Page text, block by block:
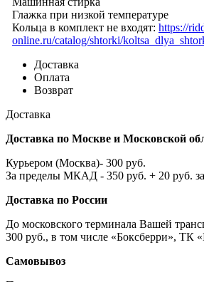
Глажка при низкой температуре
Кольца в комплект не входят: https://
online.ru/catalog/shtorki/
Доставка
Оплата
Возврат
Доставка
Доставка по Москве и Московской
Курьером (Москва)- 300 руб.
За пределы МКАД - 350 руб. + 20 руб.
Доставка по России
До московского терминала Вашей
300 руб., в том числе «Боксберри», ТК
Самовывоз